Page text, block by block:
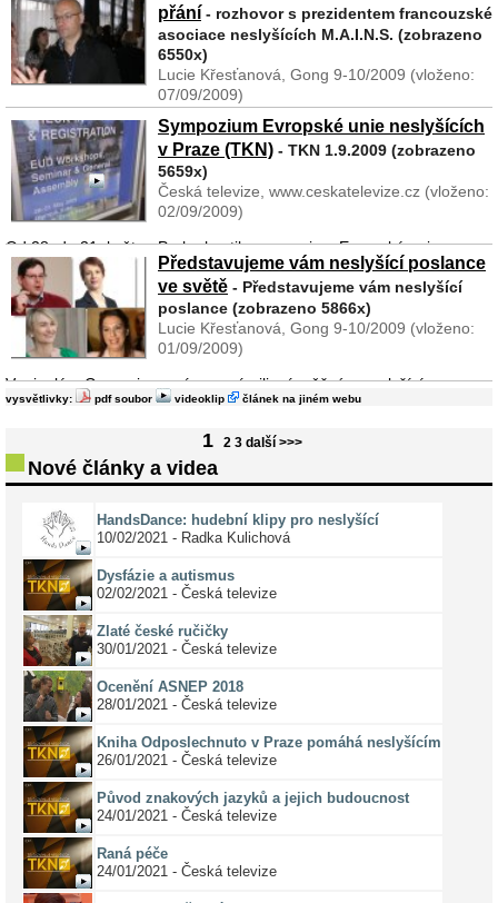
Bristolu vyučuje angličtinu pro neslyšící. Kromě toho je však také
velkým znalcem elektro ...
přání - rozhovor s prezidentem francouzské
asociace neslyšících M.A.I.N.S. (zobrazeno
6550x)
Lucie Křesťanová, Gong 9-10/2009 (vloženo:
07/09/2009)
V rámci květnového kongresu Evropské unie neslyšících v Praze
proběhl kromě semináře na téma Znakový jazyk a legislativa o den
dříve také neméně zajímavý workshop, jehož součástí byla nejen
práce ve skupinách, ...
Sympozium Evropské unie neslyšících
v Praze (TKN) - TKN 1.9.2009 (zobrazeno
5659x)
Česká televize, www.ceskatelevize.cz (vloženo:
02/09/2009)
Od 28. do 31. května Praha hostila sympozium Evropské unie
neslyšících. Toto sympozium se pořádalo v době, kdy byla Česká
republika předsednickou zemí Evropské unie. Naposledy byla
událost podobného rozsahu v České republice uspořá ...
Představujeme vám neslyšící poslance
ve světě - Představujeme vám neslyšící
poslance (zobrazeno 5866x)
Lucie Křesťanová, Gong 9-10/2009 (vloženo:
01/09/2009)
V minulém Gongu jsme vás seznámili s úspěšným neslyšícím
maďarským právníkem Ádámem Kósou, který se stal historicky
v současné době jediným neslyš ...
vysvětlivky: pdf soubor videoklip článek na jiném webu
1 2 3 další >>>
Nové články a videa
HandsDance: hudební klipy pro neslyšící
10/02/2021 - Radka Kulichová
Dysfázie a autismus
02/02/2021 - Česká televize
Zlaté české ručičky
30/01/2021 - Česká televize
Ocenění ASNEP 2018
28/01/2021 - Česká televize
Kniha Odposlechnuto v Praze pomáhá neslyšícím
26/01/2021 - Česká televize
Původ znakových jazyků a jejich budoucnost
24/01/2021 - Česká televize
Raná péče
24/01/2021 - Česká televize